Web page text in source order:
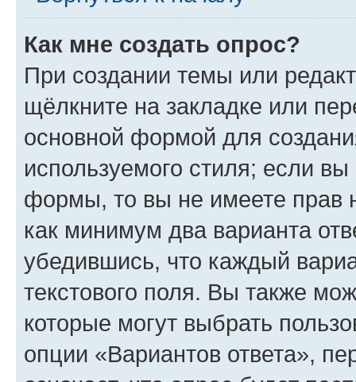
Как мне создать опрос?
При создании темы или
щёлкните на закладке или
основной формой для
используемого стиля; если
формы, то вы не имеете прав
как минимум два варианта
убедившись, что каждый
текстового поля. Вы также
которые могут выбрать
опции «Вариантов ответа»,